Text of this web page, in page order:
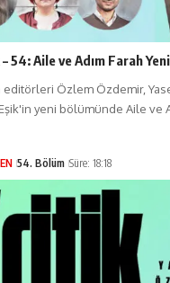
54: Aile ve Adım Farah
editörleri Özlem Özdemir,
yeni bölümünde Aile ve
54. Bölüm Süre: 18:18